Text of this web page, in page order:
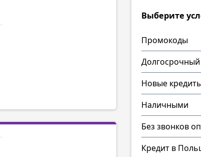
Выберите
Промокоды
Долгосрочный
Новые
Наличными
Без звонков
Кредит в